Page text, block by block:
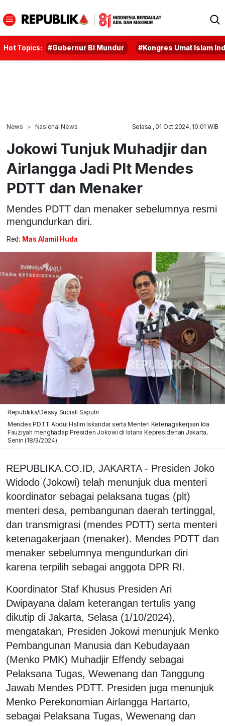
Hot Topics: #Gubernur BI Mundur #Kongres Umat Islam
News Nasional News Selasa , 01 Oct 2024, 10:01 WIB
Jokowi Tunjuk Muhadjir dan
Airlangga Jadi Plt Mendes
PDTT dan Menaker
Mendes PDTT dan menaker sebelumnya resmi
mengundurkan diri.
Red: Mas Alamil Huda
Republiika/Dessy Suciati Saputri
Mendes PDTT Abdul Halim Iskandar serta Menteri Ketenagakerjaan Ida
Fauziyah menghadap Presiden Jokowi di Istana Kepresidenan Jakarta,
Senin (18/3/2024).
REPUBLIKA.CO.ID, JAKARTA - Presiden Joko
Widodo (Jokowi) telah menunjuk dua menteri
koordinator sebagai pelaksana tugas (plt)
menteri desa, pembangunan daerah tertinggal,
dan transmigrasi (mendes PDTT) serta menteri
ketenagakerjaan (menaker). Mendes PDTT dan
menaker sebelumnya mengundurkan diri
karena terpilih sebagai anggota DPR RI.
Koordinator Staf Khusus Presiden Ari
Dwipayana dalam keterangan tertulis yang
dikutip di Jakarta, Selasa (1/10/2024),
mengatakan, Presiden Jokowi menunjuk Menko
Pembangunan Manusia dan Kebudayaan
(Menko PMK) Muhadjir Effendy sebagai
Pelaksana Tugas, Wewenang dan Tanggung
Jawab Mendes PDTT. Presiden juga menunjuk
Menko Perekonomian Airlangga Hartarto,
sebagai Pelaksana Tugas, Wewenang dan